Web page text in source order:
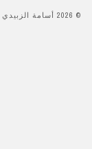
© 2026 أسامة الزبيدي